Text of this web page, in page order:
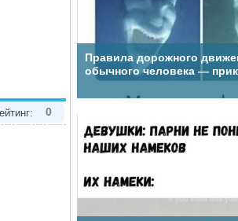
0
Правила дорожного
обычного человека —